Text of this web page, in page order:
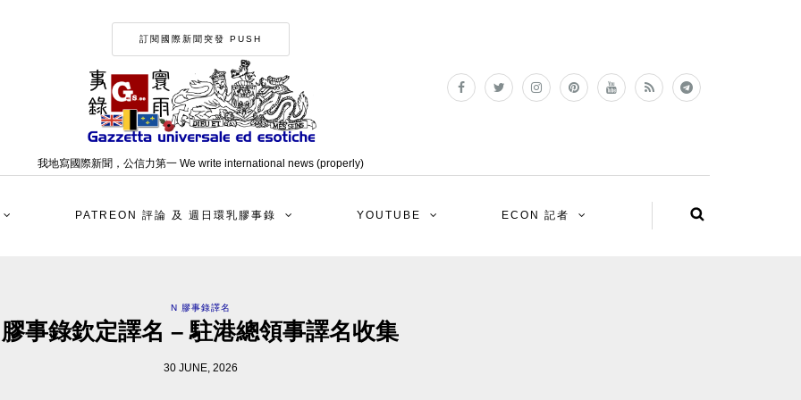
訂閱國際新聞突發 PUSH
我地寫國際新聞，公信力第一 We write international news (properly)
PATREON 評論 及 週日環乳膠事錄 YOUTUBE ECON 記者
N 膠事錄譯名
膠事錄欽定譯名 – 駐港總領事譯名收集
30 JUNE, 2026